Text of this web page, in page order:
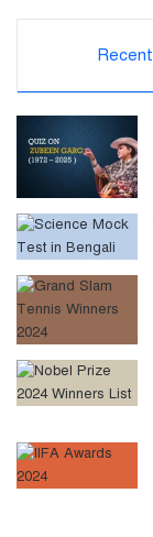
Recent